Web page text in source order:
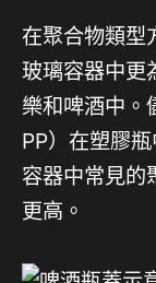
在聚合物類型
玻璃容器中更
樂和啤酒中。
PP）在塑膠
容器中常見的
更高。